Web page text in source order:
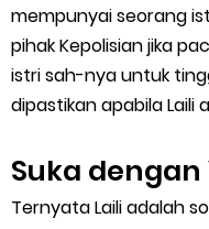
mempunyai seorang
pihak Kepolisian jika
istri sah-nya untuk
dipastikan apabila Laili
Suka dengan
Ternyata Laili adalah